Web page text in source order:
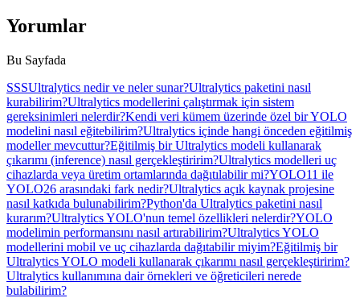
Yorumlar
Bu Sayfada
SSSUltralytics nedir ve neler sunar?Ultralytics paketini nasıl
kurabilirim?Ultralytics modellerini çalıştırmak için sistem
gereksinimleri nelerdir?Kendi veri kümem üzerinde özel bir YOLO
modelini nasıl eğitebilirim?Ultralytics içinde hangi önceden eğitilmiş
modeller mevcuttur?Eğitilmiş bir Ultralytics modeli kullanarak
çıkarımı (inference) nasıl gerçekleştiririm?Ultralytics modelleri uç
cihazlarda veya üretim ortamlarında dağıtılabilir mi?YOLO11 ile
YOLO26 arasındaki fark nedir?Ultralytics açık kaynak projesine
nasıl katkıda bulunabilirim?Python'da Ultralytics paketini nasıl
kurarım?Ultralytics YOLO'nun temel özellikleri nelerdir?YOLO
modelimin performansını nasıl artırabilirim?Ultralytics YOLO
modellerini mobil ve uç cihazlarda dağıtabilir miyim?Eğitilmiş bir
Ultralytics YOLO modeli kullanarak çıkarımı nasıl gerçekleştiririm?
Ultralytics kullanımına dair örnekleri ve öğreticileri nerede
bulabilirim?